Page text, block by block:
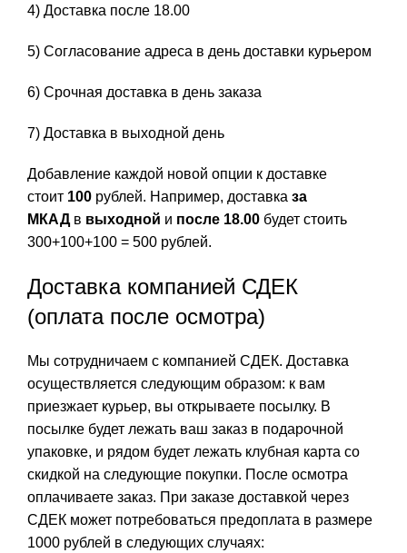
4) Доставка после 18.00
5) Согласование адреса в день доставки курьером
6) Срочная доставка в день заказа
7) Доставка в выходной день
Добавление каждой новой опции к доставке
стоит 100 рублей. Например, доставка за
МКАДв выходной и после 18.00 будет стоить
300+100+100 = 500 рублей.
Доставка компанией СДЕК
(оплата после осмотра)
Мы сотрудничаем с компанией СДЕК. Доставка
осуществляется следующим образом: к вам
приезжает курьер, вы открываете посылку. В
посылке будет лежать ваш заказ в подарочной
упаковке, и рядом будет лежать клубная карта со
скидкой на следующие покупки. После осмотра
оплачиваете заказ. При заказе доставкой через
СДЕК может потребоваться предоплата в размере
1000 рублей в следующих случаях: